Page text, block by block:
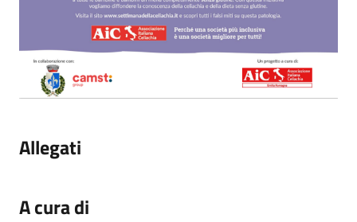
Allegati
A cura di